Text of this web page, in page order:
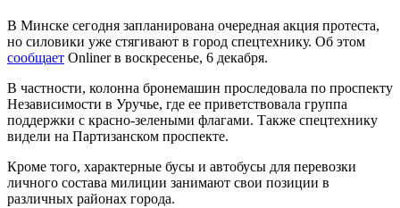
В Минске сегодня запланирована очередная акция протеста,
но силовики уже стягивают в город спецтехнику. Об этом
сообщает Onliner в воскресенье, 6 декабря.
В частности, колонна бронемашин проследовала по проспекту
Независимости в Уручье, где ее приветствовала группа
поддержки с красно-зелеными флагами. Также спецтехнику
видели на Партизанском проспекте.
Кроме того, характерные бусы и автобусы для перевозки
личного состава милиции занимают свои позиции в
различных районах города.